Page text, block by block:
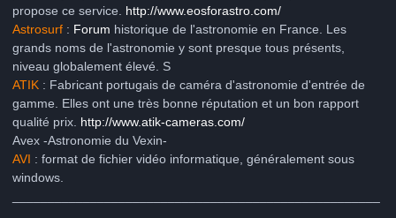
propose ce service. http://www.eosforastro.com/
Astrosurf : Forum historique de l'astronomie en France. Les
grands noms de l'astronomie y sont presque tous présents,
niveau globalement élevé. S
ATIK : Fabricant portugais de caméra d'astronomie d'entrée de
gamme. Elles ont une très bonne réputation et un bon rapport
qualité prix. http://www.atik-cameras.com/
Avex -Astronomie du Vexin-
AVI : format de fichier vidéo informatique, généralement sous
windows.